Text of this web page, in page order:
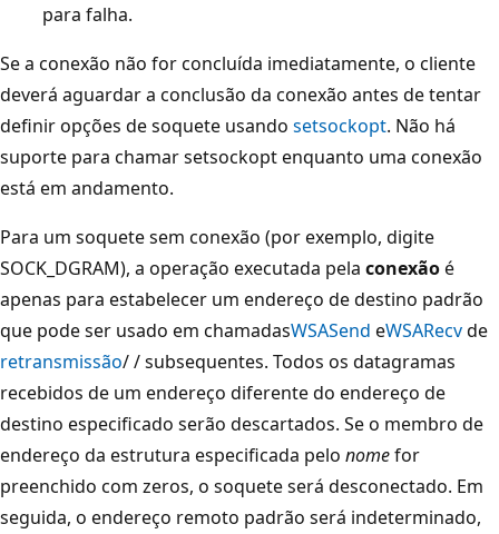
para falha.
Se a conexão não for concluída imediatamente, o cliente
deverá aguardar a conclusão da conexão antes de tentar
definir opções de soquete usando setsockopt. Não há
suporte para chamar setsockopt enquanto uma conexão
está em andamento.
Para um soquete sem conexão (por exemplo, digite
SOCK_DGRAM), a operação executada pela conexãoé
apenas para estabelecer um endereço de destino padrão
que pode ser usado em chamadasWSASend eWSARecvde
retransmissão// subsequentes. Todos os datagramas
recebidos de um endereço diferente do endereço de
destino especificado serão descartados. Se o membro de
endereço da estrutura especificada pelo nomefor
preenchido com zeros, o soquete será desconectado. Em
seguida, o endereço remoto padrão será indeterminado,